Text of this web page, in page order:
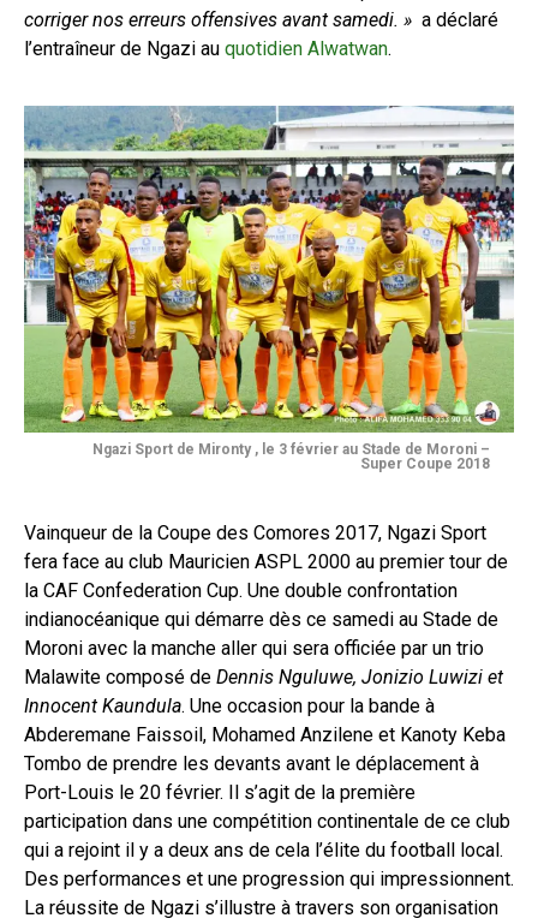
corriger nos erreurs offensives avant samedi. » a déclaré
l’entraîneur de Ngazi au quotidien Alwatwan.
Ngazi Sport de Mironty , le 3 février au Stade de Moroni –
Super Coupe 2018
Vainqueur de la Coupe des Comores 2017, Ngazi Sport
fera face au club Mauricien ASPL 2000 au premier tour de
la CAF Confederation Cup. Une double confrontation
indianocéanique qui démarre dès ce samedi au Stade de
Moroni avec la manche aller qui sera officiée par un trio
Malawite composé de Dennis Nguluwe, Jonizio Luwizi et
Innocent Kaundula. Une occasion pour la bande à
Abderemane Faissoil, Mohamed Anzilene et Kanoty Keba
Tombo de prendre les devants avant le déplacement à
Port-Louis le 20 février. Il s’agit de la première
participation dans une compétition continentale de ce club
qui a rejoint il y a deux ans de cela l’élite du football local.
Des performances et une progression qui impressionnent.
La réussite de Ngazi s’illustre à travers son organisation